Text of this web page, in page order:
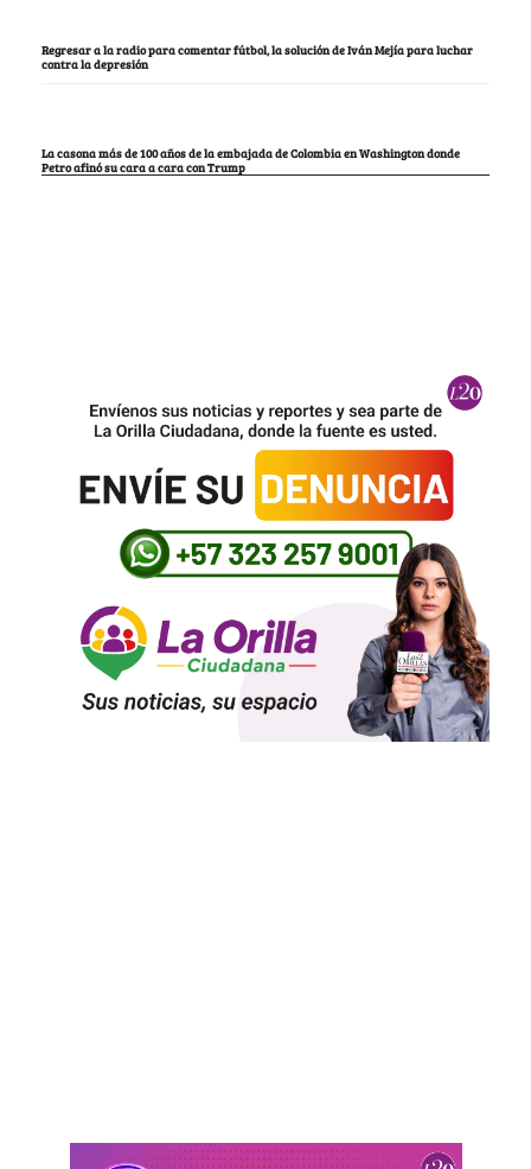
Regresar a la radio para comentar fútbol, la solución de Iván Mejía para luchar
contra la depresión
La casona más de 100 años de la embajada de Colombia en Washington donde
Petro afinó su cara a cara con Trump